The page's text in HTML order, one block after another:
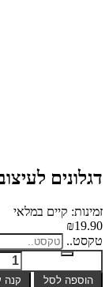
דגלונים
זמינות: קיים במלאי
₪19.90
טקסט..
הוספה לסל קנה